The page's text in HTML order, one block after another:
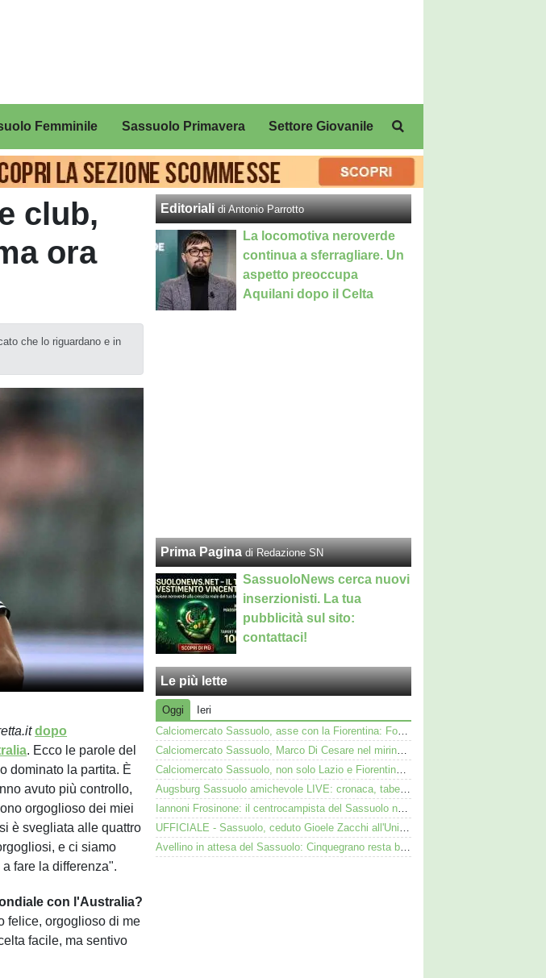
Femminile Sassuolo Primavera Settore Giovanile
club,
ora
che lo riguardano e in
dopo
. Ecco le parole del
dominato la partita. È
avuto più controllo,
orgoglioso dei miei
è svegliata alle quattro
e ci siamo
fare la differenza".
con l'Australia?
felice, orgoglioso di me
facile, ma sentivo
Editoriali di Antonio Parrotto
La locomotiva neroverde
continua a sferragliare. Un
aspetto preoccupa
Aquilani dopo il Celta
Prima Pagina di Redazione SN
SassuoloNews cerca nuovi
inserzionisti. La tua
pubblicità sul sito:
contattaci!
Le più lette
Oggi
Ieri
Calciomercato Sassuolo, asse con la Fiorentina: Fortini nel mirino, Thorstvedt e Fabbian sul tavolo
Calciomercato Sassuolo, Marco Di Cesare nel mirino: Palmieri sul centrale del Racing Avellaneda
Calciomercato Sassuolo, non solo Lazio e Fiorentina: il Bologna su Pinamonti, Sartori era al Ricci
Augsburg Sassuolo amichevole LIVE: cronaca, tabellino e diretta
Iannoni Frosinone: il centrocampista del Sassuolo nel mirino dei ciociari
UFFICIALE - Sassuolo, ceduto Gioele Zacchi all'Union Brescia: la formula
Avellino in attesa del Sassuolo: Cinquegrano resta bloccato da Aquilani